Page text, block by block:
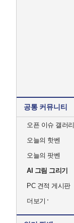
공통 커뮤니티
오픈 이슈 갤러리
오늘의 핫벤
오늘의 팟벤
AI 그림 그리기
PC 견적 게시판
더보기